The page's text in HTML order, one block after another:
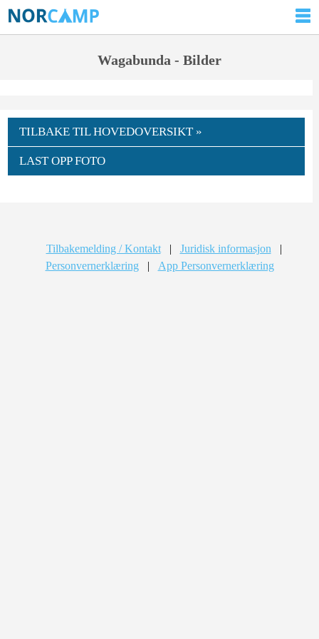
Wagabunda - Bilder
TILBAKE TIL HOVEDOVERSIKT »
LAST OPP FOTO
Tilbakemelding / Kontakt | Juridisk informasjon
|
Personvernerklæring
| App Personvernerklæring